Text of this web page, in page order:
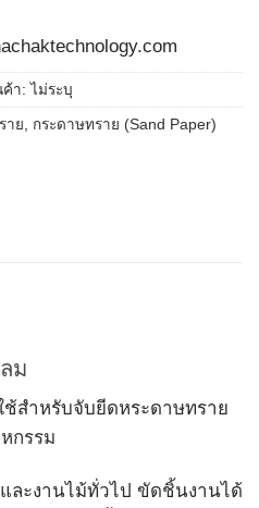
ค้า: ไม่ระบุ
าย, กระดาษทราย (Sand Paper)
ม
สำหรับจับยีดหระดาษทราย
กรรม
ะงานไม้ทั่วไป ขัดชิ้นงานได้